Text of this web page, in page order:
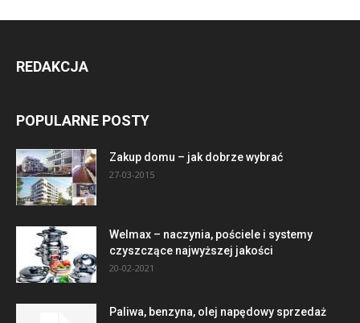
REDAKCJA
POPULARNE POSTY
Zakup domu – jak dobrze wybrać
27-03-2015
Welmax – naczynia, pościele i systemy
czyszczące najwyższej jakości
20-02-2021
Paliwa, benzyna, olej napędowy sprzedaż